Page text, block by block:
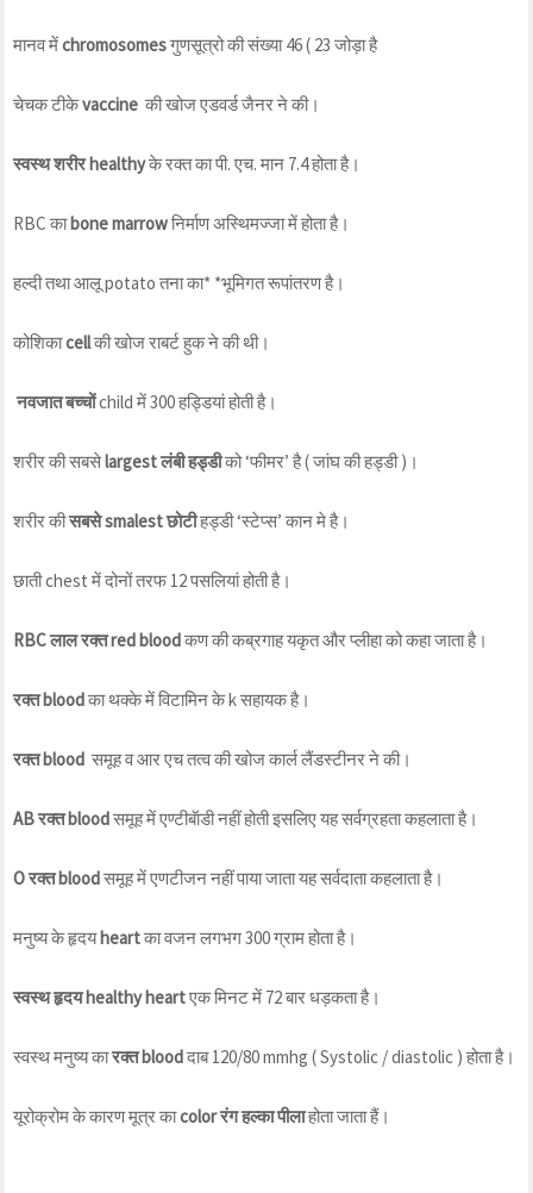
मानव मेंchromosomesगुणसूत्रो की संख्या 46 ( 23 जोड़ा है
चेचक टीकेvaccine की खोज एडवर्ड जैनर ने की।
स्वस्थ शरीर healthyके रक्त का पी. एच. मान 7.4 होता है।
RBC काbone marrowनिर्माण अस्थिमज्जा में होता है।
हल्दी तथा आलू potato तना का* *भूमिगत रूपांतरण है।
कोशिकाcellकी खोज राबर्ट हुक ने की थी।
नवजात बच्चोंchild में 300 हड्डियां होती है।
शरीर की सबसेlargest लंबी हड्डीको ‘फीमर’ है ( जांघ की हड्डी )।
शरीर कीसबसे smalest छोटीहड्डी ‘स्टेप्स’ कान मे है।
छाती chest में दोनों तरफ 12 पसलियां होती है।
RBC लाल रक्त red bloodकण की कब्रगाह यकृत और प्लीहा को कहा जाता है।
रक्त bloodका थक्के में विटामिन के k सहायक है।
रक्त blood समूह व आर एच तत्व की खोज कार्ल लैंडस्टीनर ने की।
AB रक्त bloodसमूह में एण्टीबॅाडी नहीं होती इसलिए यह सर्वग्रहता कहलाता है।
O रक्त bloodसमूह में एणटीजन नहीं पाया जाता यह सर्वदाता कहलाता है।
मनुष्य के हृदयheartका वजन लगभग 300 ग्राम होता है।
स्वस्थ हृदय healthy heartएक मिनट में 72 बार धड़कता है।
स्वस्थ मनुष्य कारक्त bloodदाब 120/80 mmhg ( Systolic / diastolic ) होता है।
यूरोक्रोम के कारण मूत्र काcolor रंग हल्का पीलाहोता जाता हैं।